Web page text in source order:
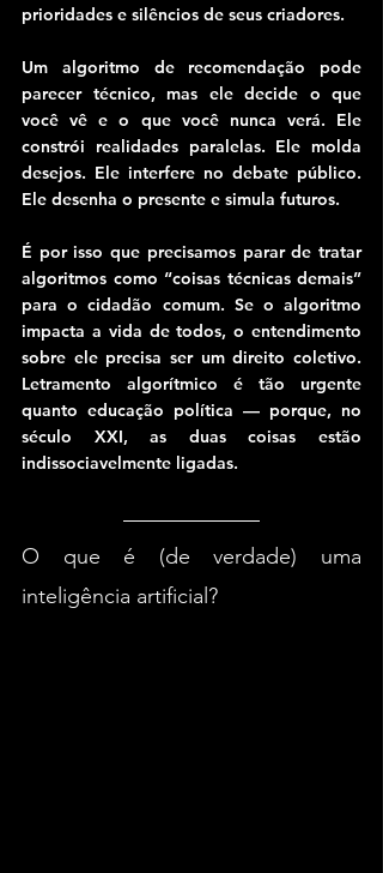
prioridades e silêncios de seus criadores.
Um algoritmo de recomendação pode
parecer técnico, mas ele decide o que
você vê e o que você nunca verá. Ele
constrói realidades paralelas. Ele molda
desejos. Ele interfere no debate público.
Ele desenha o presente e simula futuros.
É por isso que precisamos parar de tratar
algoritmos como “coisas técnicas demais”
para o cidadão comum. Se o algoritmo
impacta a vida de todos, o entendimento
sobre ele precisa ser um direito coletivo.
Letramento algorítmico é tão urgente
quanto educação política — porque, no
século XXI, as duas coisas estão
indissociavelmente ligadas.
O que é (de verdade) uma
inteligência artificial?